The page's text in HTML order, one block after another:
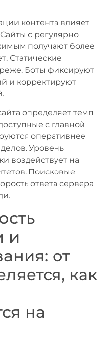
контента влияет
с регулярно
получают более
Статические
Боты фиксируют
и корректируют
определяет темп
с главной
оперативнее
Уровень
воздействует на
Поисковые
ответа сервера
и
от
как
на